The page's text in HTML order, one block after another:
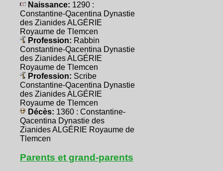
Naissance: 1290 :
Constantine-Qacentina Dynastie
des Zianides ALGÉRIE
Royaume de Tlemcen
Profession: Rabbin
Constantine-Qacentina Dynastie
des Zianides ALGÉRIE
Royaume de Tlemcen
Profession: Scribe
Constantine-Qacentina Dynastie
des Zianides ALGÉRIE
Royaume de Tlemcen
Décès: 1360 : Constantine-
Qacentina Dynastie des
Zianides ALGÉRIE Royaume de
Tlemcen
Parents et grand-parents